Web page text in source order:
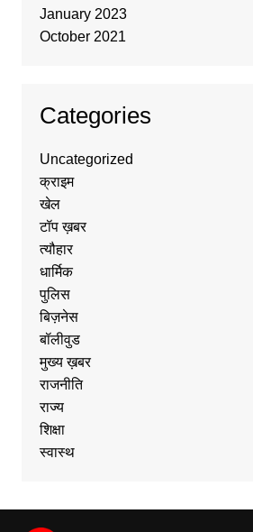
January 2023
October 2021
Categories
Uncategorized
क्राइम
खेल
टॉप ख़बर
त्यौहार
धार्मिक
पुलिस
बिज़नेस
बॉलीवुड
मुख्य ख़बर
राजनीति
राज्य
शिक्षा
स्वास्थ